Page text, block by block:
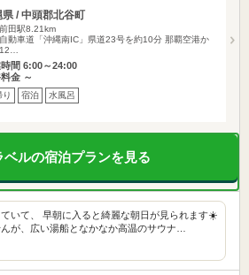
県 / 中頭郡北谷町
田駅8.21km
動車道「沖縄南IC」県道23号を約10分 那覇空港か
間 6:00～24:00
金 ～
り 宿泊 水風呂
ベルの宿泊プランを見る
いて、 早朝に入ると綺麗な朝日が見られます☀️
が、広い湯船となかなか高温のサウナ…